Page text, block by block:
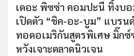
เดอะ พิซซ่า คอมปะนี ทิ้งบ
เปิดตัว “ชิค-อะ-บูม” แบรน
ทอดอเมริกันสูตรพิเศษ มิ๊กซ์
หวังเจาะตลาดนิวเจน